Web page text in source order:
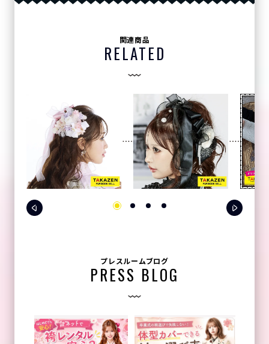
関連商品
RELATED
プレスルームブログ
PRESS BLOG